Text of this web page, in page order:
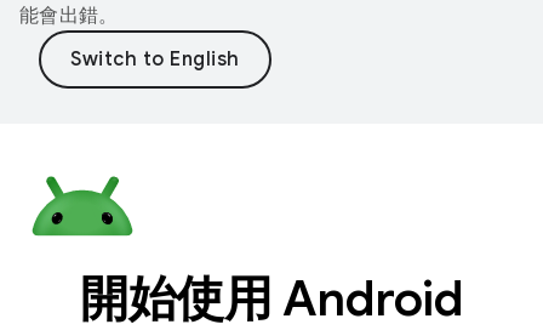
能會出錯。
開始使用 Android